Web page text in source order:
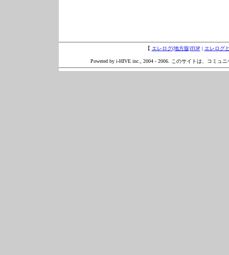
【 エレログ(地方版)TOP | エレログ
Powered by i-HIVE inc., 2004 - 2006. このサイトは、コミュ